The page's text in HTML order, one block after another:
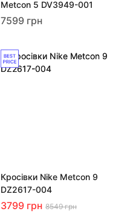
Metcon 5 DV3949-001
7599 грн
Кросівки Nike Metcon 9
DZ2617-004
3799 грн 8549 грн